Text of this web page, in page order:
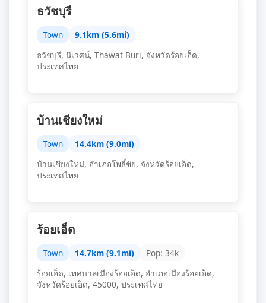
ธวัชบุรี
Town
9.1km (5.6mi)
ธวัชบุรี, นิเวศน์, Thawat Buri, จังหวัดร้อยเอ็ด,
ประเทศไทย
บ้านเชียงใหม่
Town
14.4km (9.0mi)
บ้านเชียงใหม่, อำเภอโพธิ์ชัย, จังหวัดร้อยเอ็ด,
ประเทศไทย
ร้อยเอ็ด
Town 14.7km (9.1mi)
Pop: 34k
ร้อยเอ็ด, เทศบาลเมืองร้อยเอ็ด, อำเภอเมืองร้อยเอ็ด,
จังหวัดร้อยเอ็ด, 45000, ประเทศไทย